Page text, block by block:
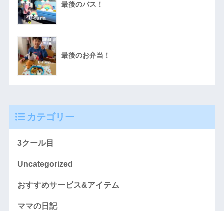
最後のバス！
最後のお弁当！
カテゴリー
3クール目
Uncategorized
おすすめサービス&アイテム
ママの日記